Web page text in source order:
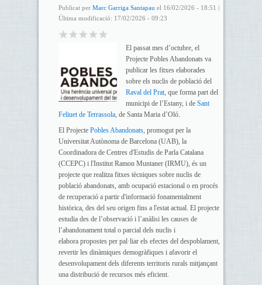
Publicat per Marc Garriga Santapau el 16/02/2026 - 18:51 |
Última modificació: 17/02/2026 - 09:23
El passat mes d’octubre, el
Projecte Pobles Abandonats va
publicar les fitxes elaborades
sobre els nuclis de població del
Raval del Prat, que forma part del
municipi de l’Estany, i de Sant
Feliuet de Terrassola, de Santa Maria d’Oló.
El Projecte Pobles Abandonats, promogut per la
Universitat Autònoma de Barcelona (UAB), la
Coordinadora de Centres d'Estudis de Parla Catalana
(CCEPC) i l'Institut Ramon Muntaner (IRMU), és un
projecte que realitza fitxes tècniques sobre nuclis de
població abandonats, amb ocupació estacional o en procés
de recuperació a partir d'informació fonamentalment
històrica, des del seu origen fins a l'estat actual. El projecte
estudia des de l’observació i l’anàlisi les causes de
l’abandonament total o parcial dels nuclis i
elabora propostes per pal·liar els efectes del despoblament,
revertir les dinàmiques demogràfiques i afavorir el
desenvolupament dels diferents territoris rurals mitjançant
una distribució de recursos més eficient.